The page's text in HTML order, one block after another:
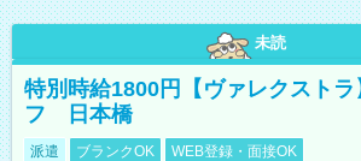
未読
特別時給1800円【ヴァレクストラ
フ 日本橋
派遣 ブランクOK WEB登録・面接OK